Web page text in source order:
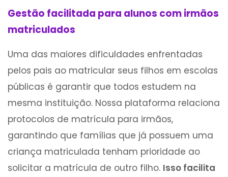
Gestão facilitada para alunos com irmãos
matriculados
Uma das maiores dificuldades enfrentadas
pelos pais ao matricular seus filhos em escolas
públicas é garantir que todos estudem na
mesma instituição. Nossa plataforma relaciona
protocolos de matrícula para irmãos,
garantindo que famílias que já possuem uma
criança matriculada tenham prioridade ao
solicitar a matrícula de outro filho. Isso facilita